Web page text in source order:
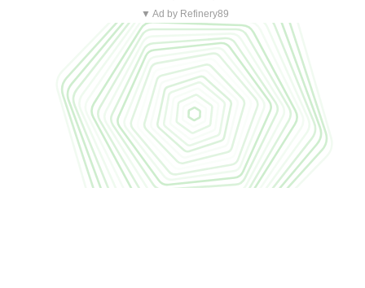
▼ Ad by Refinery89